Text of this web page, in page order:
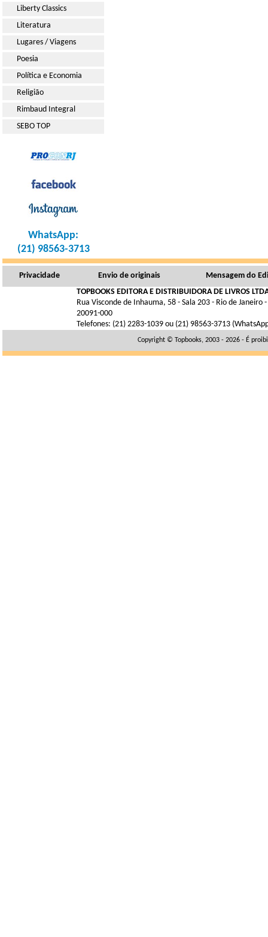
Liberty Classics
Literatura
Lugares / Viagens
Poesia
Política e Economia
Religião
Rimbaud Integral
SEBO TOP
WhatsApp:
(21) 98563-3713
Privacidade Envio de originais
Mensagem do
TOPBOOKS EDITORA E DISTRIBUIDORA DE LIVROS
Rua Visconde de Inhauma, 58 - Sala 203 - Rio de Janeiro -
20091-000
Telefones: (21) 2283-1039 ou (21) 98563-3713
Copyright © Topbooks, 2003 - 2026 - É